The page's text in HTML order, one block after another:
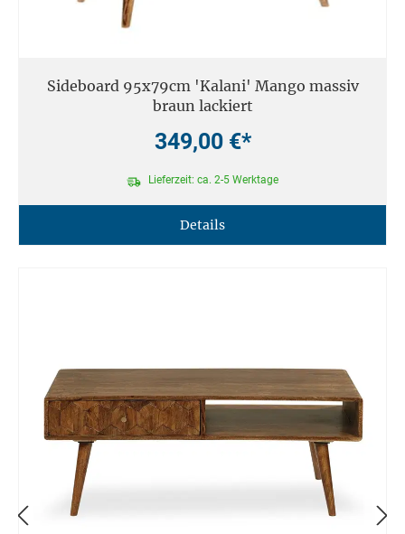
Sideboard 95x79cm 'Kalani' Mango massiv
braun lackiert
349,00 €*
Lieferzeit: ca. 2-5 Werktage
Details